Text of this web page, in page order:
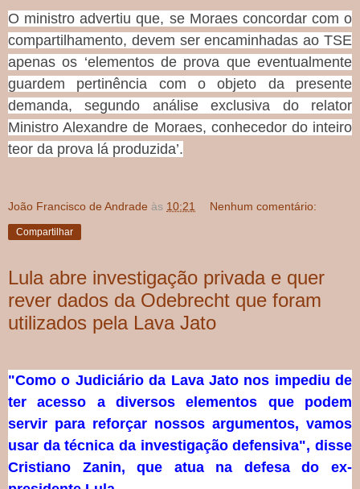
O ministro advertiu que, se Moraes concordar com o
compartilhamento, devem ser encaminhadas ao TSE
apenas os ‘elementos de prova que eventualmente
guardem pertinência com o objeto da presente
demanda, segundo análise exclusiva do relator
Ministro Alexandre de Moraes, conhecedor do inteiro
teor da prova lá produzida’.
João Francisco de Andrade às 10:21 Nenhum comentário:
Compartilhar
Lula abre investigação privada e quer
rever dados da Odebrecht que foram
utilizados pela Lava Jato
"Como o Judiciário da Lava Jato nos impediu de
ter acesso a diversos elementos que podem
servir para reforçar nossos argumentos, vamos
usar da técnica da investigação defensiva", disse
Cristiano Zanin, que atua na defesa do ex-